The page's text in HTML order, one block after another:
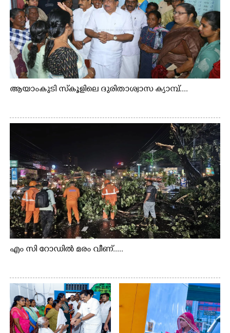
ആയാംകുടി സ്‌കൂളിലെ ദുരിതാശ്വാസ ക്യാമ്പ്....
എം സി റോഡിൽ മരം വീണ്.....